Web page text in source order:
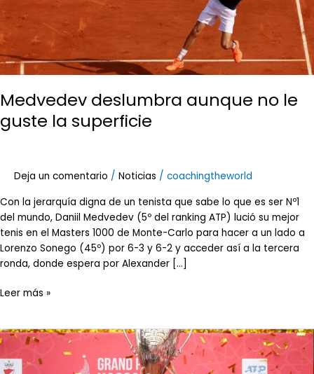
Medvedev deslumbra aunque no le
guste la superficie
Deja un comentario / Noticias / coachingtheworld
Con la jerarquía digna de un tenista que sabe lo que es ser Nº1
del mundo, Daniil Medvedev (5º del ranking ATP) lució su mejor
tenis en el Masters 1000 de Monte-Carlo para hacer a un lado a
Lorenzo Sonego (45º) por 6-3 y 6-2 y acceder así a la tercera
ronda, donde espera por Alexander […]
superficie
Leer más »
Carballés
En